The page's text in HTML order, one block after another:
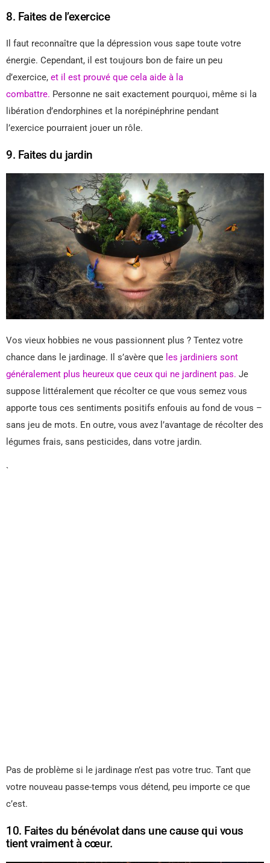
8. Faites de l’exercice
Il faut reconnaître que la dépression vous sape toute votre
énergie. Cependant, il est toujours bon de faire un peu
d’exercice, et il est prouvé que cela aide à la
combattre. Personne ne sait exactement pourquoi, même si la
libération d’endorphines et la norépinéphrine pendant
l’exercice pourraient jouer un rôle.
9. Faites du jardin
Vos vieux hobbies ne vous passionnent plus ? Tentez votre
chance dans le jardinage. Il s’avère que les jardiniers sont
généralement plus heureux que ceux qui ne jardinent pas. Je
suppose littéralement que récolter ce que vous semez vous
apporte tous ces sentiments positifs enfouis au fond de vous –
sans jeu de mots. En outre, vous avez l’avantage de récolter des
légumes frais, sans pesticides, dans votre jardin.
`
Pas de problème si le jardinage n’est pas votre truc. Tant que
votre nouveau passe-temps vous détend, peu importe ce que
c’est.
10. Faites du bénévolat dans une cause qui vous
tient vraiment à cœur.